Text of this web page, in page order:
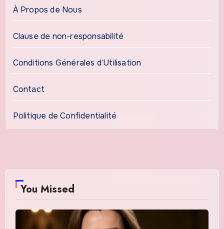
À Propos de Nous
Clause de non-responsabilité
Conditions Générales d’Utilisation
Contact
Politique de Confidentialité
You Missed